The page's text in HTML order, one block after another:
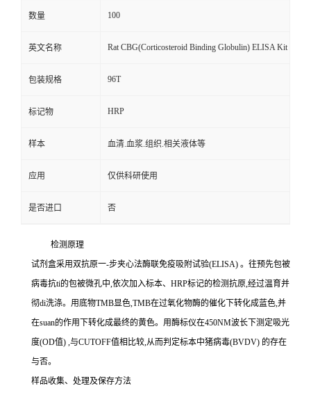
数量 100
英文名称 Rat CBG(Corticosteroid Binding Globulin) ELISA Kit
包装规格 96T
标记物 HRP
样本 血清.血浆.组织.相关液体等
应用 仅供科研使用
是否进口 否
检测原理
试剂盒采用双抗原一-步夹心法酶联免疫吸附试验(ELISA) 。往预先包被
病毒抗ti的包被微孔中,依次加入标本、 HRP标记的检测抗原,经过温育并
彻di洗涤。用底物TMB显色,TMB在过氧化物酶的催化下转化成蓝色,并
在suan的作用下转化成最终的黄色。用酶标仪在450NM波长下测定吸光
度(OD值) ,与CUTOFF值相比较,从而判定标本中猪病毒(BVDV) 的存在
与否。
样品收集、处理及保存方法